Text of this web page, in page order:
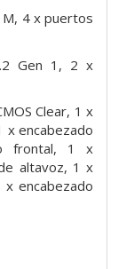
M, 4 x puertos
Gen 1, 2 x
Clear, 1 x
x encabezado
frontal, 1 x
altavoz, 1 x
encabezado